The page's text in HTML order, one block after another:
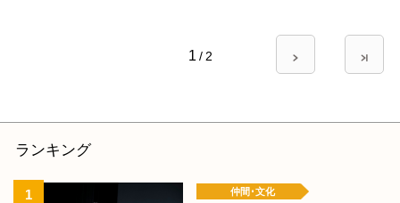
送
り
1/2
次
ペ
ジ
最
終
ー
ランキング
仲間･文化